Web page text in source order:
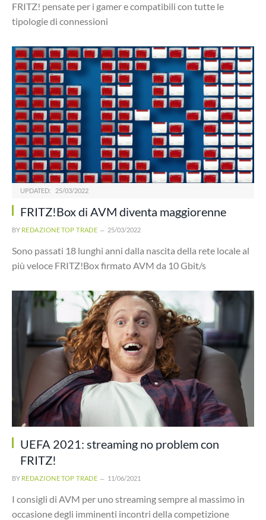
FRITZ! pensate per i gamer e compatibili con tutte le
tipologie di connessioni
UPDATED: 25/03/2022
FRITZ!Box di AVM diventa maggiorenne
BY REDAZIONE TOP TRADE 25/03/2022
Sono passati 18 lunghi anni dalla nascita della rete locale al
più veloce FRITZ!Box firmato AVM da 10 Gbit/s
UEFA 2021: streaming no problem con
FRITZ!
BY REDAZIONE TOP TRADE 11/06/2021
I consigli di AVM per uno streaming sempre al massimo in
occasione degli imminenti incontri della competizione